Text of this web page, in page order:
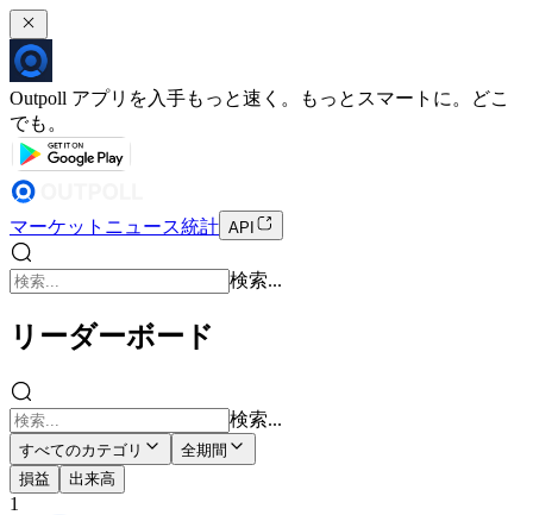
Outpoll アプリを入手もっと速く。もっとスマートに。どこ
でも。
マーケット ニュース統計 API
検索...
リーダーボード
検索...
すべてのカテゴリ
全期間
損益
出来高
1